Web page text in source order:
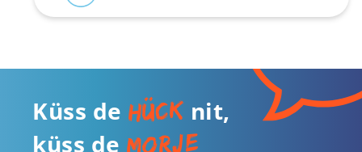
Küss de hück nit,
küss de morje